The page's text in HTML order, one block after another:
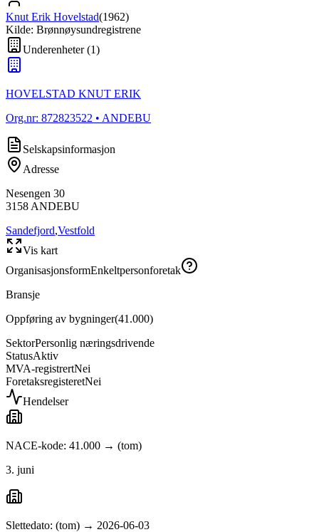
Knut Erik Hovelstad(1962)
Kilde: Brønnøysundregistrene
Underenheter(1)
HOVELSTAD KNUT ERIK
Org.nr: 872823522 • ANDEBU
Selskapsinformasjon
Adresse
Nesengen 30
3158 ANDEBU
Sandefjord,Vestfold
Vis kart
OrganisasjonsformEnkeltpersonforetak
Bransje
Oppføring av bygninger(41.000)
SektorPersonlig næringsdrivende
StatusAktiv
MVA-registrertNei
ForetaksregisteretNei
Hendelser
NACE-kode: 41.000 → (tom)
3. juni
Slettedato: (tom) → 2026-06-03